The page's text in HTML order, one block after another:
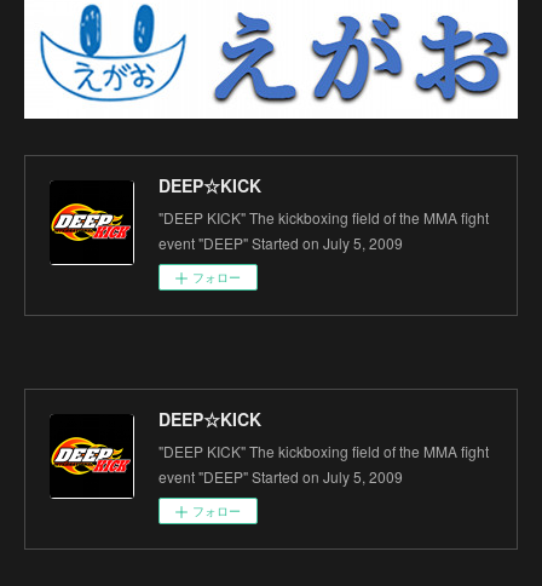
DEEP☆KICK
"DEEP KICK" The kickboxing field of the MMA fight
event "DEEP" Started on July 5, 2009
フォロー
DEEP☆KICK
"DEEP KICK" The kickboxing field of the MMA fight
event "DEEP" Started on July 5, 2009
フォロー